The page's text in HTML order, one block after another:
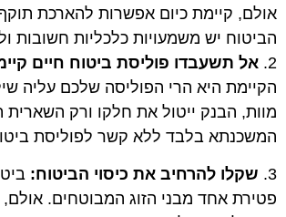
הביטוח יש משמעויות כלכליות חשובות
2. אל תשעבדו פוליסת ביטוח חיים
הקיימת היא הרי הפוליסה שלכם עליה
מוות, הבנק ייטול את חלקו ורק השארית
המשכנתא בלבד ללא קשר לפוליסת
3. שקלו להרחיב את כיסוי הביטוח:
פטירת אחד מבני הזוג המבוטחים.